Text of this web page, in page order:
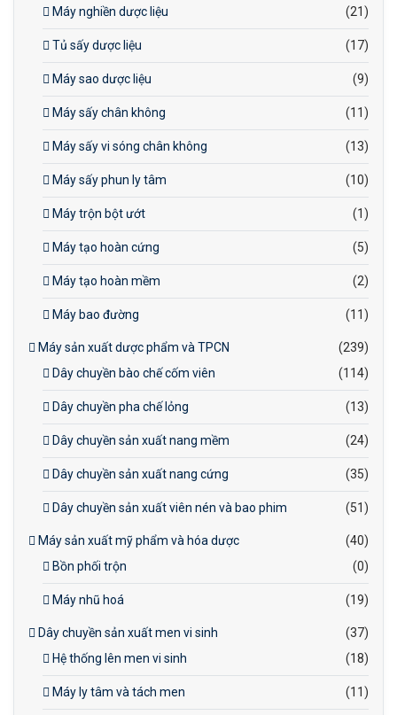
Máy nghiền dược liệu (21)
Tủ sấy dược liệu (17)
Máy sao dược liệu (9)
Máy sấy chân không (11)
Máy sấy vi sóng chân không (13)
Máy sấy phun ly tâm (10)
Máy trộn bột ướt (1)
Máy tạo hoàn cứng (5)
Máy tạo hoàn mềm (2)
Máy bao đường (11)
Máy sản xuất dược phẩm và TPCN
(239)
Dây chuyền bào chế cốm viên
(114)
Dây chuyền pha chế lỏng (13)
Dây chuyền sản xuất nang mềm (24)
Dây chuyền sản xuất nang cứng (35)
Dây chuyền sản xuất viên nén và bao phim (51)
Máy sản xuất mỹ phẩm và hóa dược
(40)
Bồn phối trộn
(0)
Máy nhũ hoá (19)
Dây chuyền sản xuất men vi sinh
(37)
Hệ thống lên men vi sinh
(18)
Máy ly tâm và tách men (11)